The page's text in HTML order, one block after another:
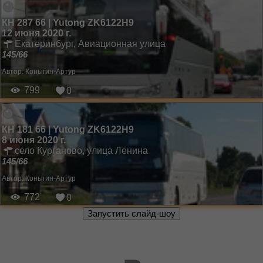
КН 287 66 | Yutong ZK6122H9
12 июня 2020 г.
Екатеринбург, Авиационная улица
145/66
Автор: Коныгин-Артур
799 0
КН 181 66 | Yutong ZK6122H9
8 июня 2020 г.
село Курганово, улица Ленина
145/66
Автор:Коныгин-Артур
772 0